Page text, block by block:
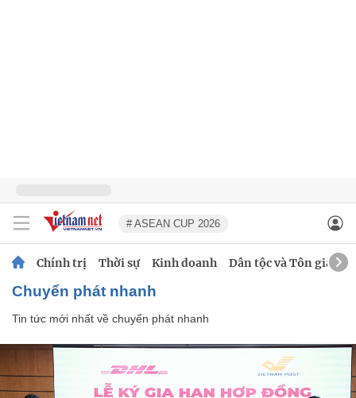
# ASEAN CUP 2026
Chính trị Thời sự Kinh doanh Dân tộc và Tôn giáo
chuyển phát nhanh
Tin tức mới nhất về chuyển phát nhanh